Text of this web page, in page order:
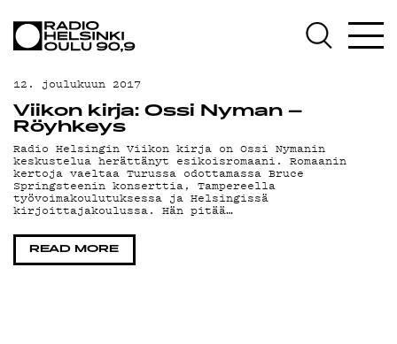
AJANKOHTAISTA
OHJELMAT
TEKIJÄT
ON-DEMAND
PODCAST
MAINOSTA
YHTEYSTIEDOT
12. joulukuun 2017
Viikon kirja: Ossi Nyman –
Röyhkeys
Radio Helsingin Viikon kirja on Ossi Nymanin
keskustelua herättänyt esikoisromaani. Romaanin
kertoja vaeltaa Turussa odottamassa Bruce
Springsteenin konserttia, Tampereella
työvoimakoulutuksessa ja Helsingissä
kirjoittajakoulussa. Hän pitää…
READ MORE